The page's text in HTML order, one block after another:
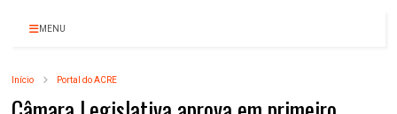
MENU
Início Portal do ACRE